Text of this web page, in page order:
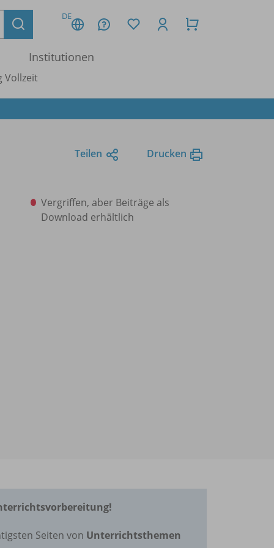
DE
Institutionen
Vollzeit
Teilen Drucken
Vergriffen, aber Beiträge als
Download erhältlich
Seiten von Unterrichtsthemen